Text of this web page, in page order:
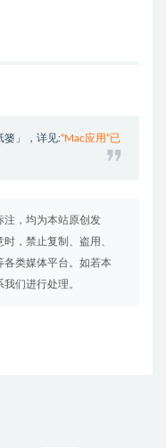
篓」，详见:“Mac应用”已
注，均为本站原创发
，禁止复制、盗用、
各类媒体平台。如若本
们进行处理。